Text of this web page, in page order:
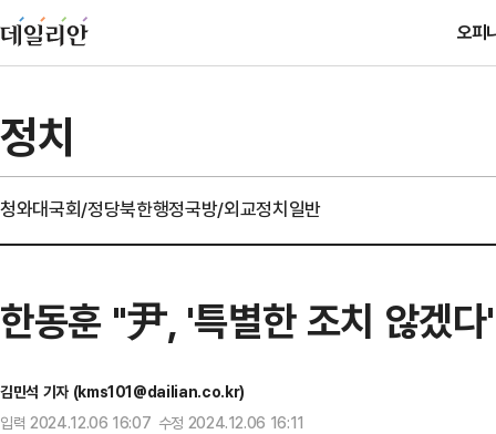
오피
정치
청와대국회/정당북한행정국방/외교정치일반
한동훈 "尹, '특별한 조치 않겠
김민석 기자 (kms101@dailian.co.kr)
입력 2024.12.06 16:07 수정 2024.12.06 16:11